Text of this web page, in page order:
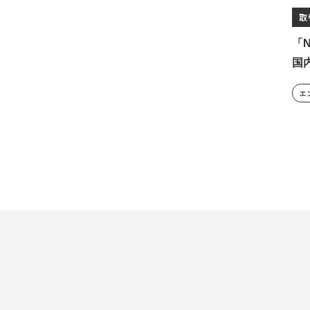
取
国
エ